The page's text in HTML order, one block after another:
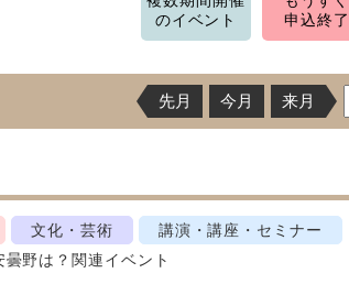
のイベント
申込終了
先月 今月 来月
文化・芸術
講演・講座・セミナー
野は？関連イベント